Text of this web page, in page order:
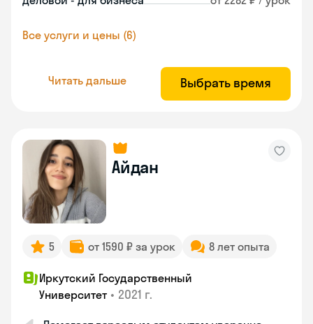
Все услуги и цены (6)
Читать дальше Выбрать время
Айдан
5 от 1590 ₽ за урок 8 лет опыта
Иркутский Государственный
Университет • 2021 г.